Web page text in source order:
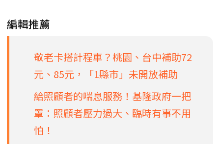
編輯推薦
敬老卡搭計程車？桃園、台中補助72
元、85元，「1縣市」未開放補助
給照顧者的喘息服務！基隆政府一把
罩：照顧者壓力過大、臨時有事不用
怕！